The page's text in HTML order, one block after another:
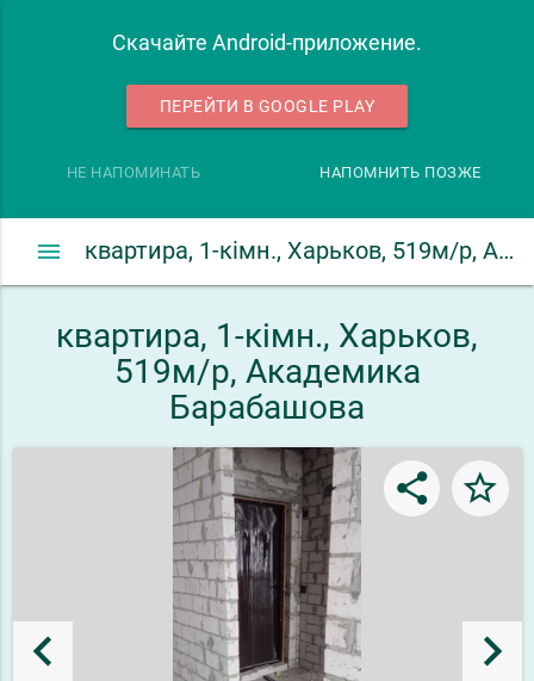
Скачайте Android-приложение.
ПЕРЕЙТИ В GOOGLE PLAY
НЕ НАПОМИНАТЬ НАПОМНИТЬ ПОЗЖЕ
квартира, 1-кімн., Харьков, 519м/р, Академика Барабашова
menu
квартира, 1-кімн., Харьков,
519м/р, Академика
Барабашова
share star_border
keyboard_arrow_left keyboard_arrow_right